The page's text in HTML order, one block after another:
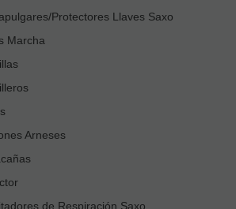
Protectores Llaves Saxo
Marcha
Arneses
de Respiración Saxo